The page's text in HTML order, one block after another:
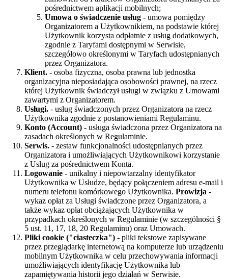
pośrednictwem aplikacji mobilnych;
Umowa o świadczenie usług - umowa pomiędzy
Organizatorem a Użytkownikiem, na podstawie której
Użytkownik korzysta odpłatnie z usług dodatkowych,
zgodnie z Taryfami dostępnymi w Serwisie,
szczegółowo określonymi w Taryfach udostępnianych
przez Organizatora.
Klient. - osoba fizyczna, osoba prawna lub jednostka
organizacyjna nieposiadająca osobowości prawnej, na rzecz
której Użytkownik świadczył usługi w związku z Umowami
zawartymi z Organizatorem.
Usługi. - usług świadczonych przez Organizatora na rzecz
Użytkownika zgodnie z postanowieniami Regulaminu.
Konto (Account) - usługa świadczona przez Organizatora na
zasadach określonych w Regulaminie.
Serwis. - zestaw funkcjonalności udostępnianych przez
Organizatora i umożliwiających Użytkownikowi korzystanie
z Usług za pośrednictwem Konta.
Logowanie - unikalny i niepowtarzalny identyfikator
Użytkownika w Usłudze, będący połączeniem adresu e-mail i
numeru telefonu komórkowego Użytkownika. Prowizja -
wykaz opłat za Usługi świadczone przez Organizatora, a
także wykaz opłat obciążających Użytkownika w
przypadkach określonych w Regulaminie (w szczególności §
5 ust. 11, 17, 18, 20 Regulaminu) oraz Umowach.
Pliki cookie ("ciasteczka") - pliki tekstowe zapisywane
przez przeglądarkę internetową na komputerze lub urządzeniu
mobilnym Użytkownika w celu przechowywania informacji
umożliwiających identyfikację Użytkownika lub
zapamiętywania historii jego działań w Serwisie.